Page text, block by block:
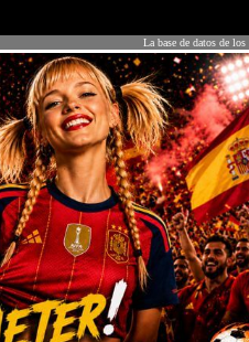
La base de datos de